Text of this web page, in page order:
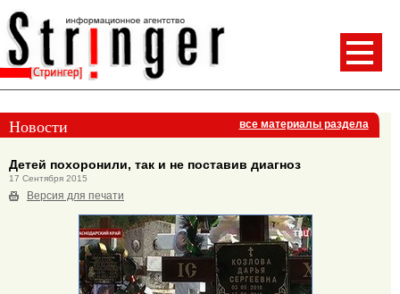
Новости все материалы раздела
Детей похоронили, так и не поставив диагноз
17 Сентября 2015
Версия для печати